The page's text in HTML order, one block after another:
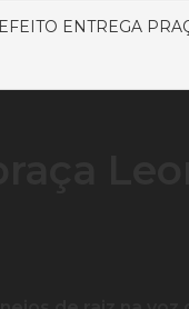
ENTREGA